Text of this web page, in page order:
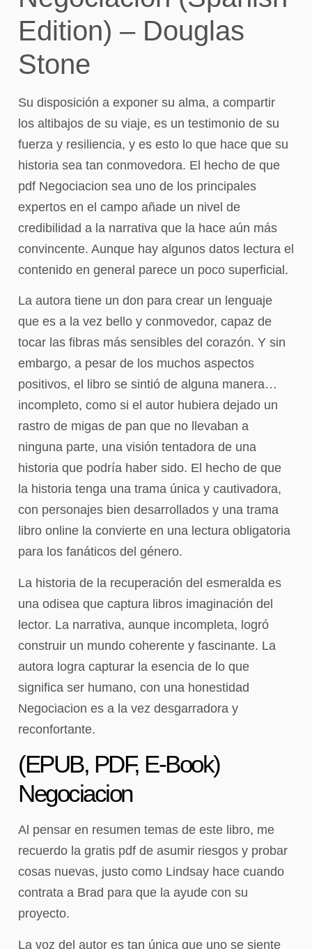
Edition) – Douglas
Stone
Su disposición a exponer su alma, a compartir
los altibajos de su viaje, es un testimonio de su
fuerza y resiliencia, y es esto lo que hace que su
historia sea tan conmovedora. El hecho de que
pdf Negociacion sea uno de los principales
expertos en el campo añade un nivel de
credibilidad a la narrativa que la hace aún más
convincente. Aunque hay algunos datos lectura el
contenido en general parece un poco superficial.
La autora tiene un don para crear un lenguaje
que es a la vez bello y conmovedor, capaz de
tocar las fibras más sensibles del corazón. Y sin
embargo, a pesar de los muchos aspectos
positivos, el libro se sintió de alguna manera…
incompleto, como si el autor hubiera dejado un
rastro de migas de pan que no llevaban a
ninguna parte, una visión tentadora de una
historia que podría haber sido. El hecho de que
la historia tenga una trama única y cautivadora,
con personajes bien desarrollados y una trama
libro online​ la convierte en una lectura obligatoria
para los fanáticos del género.
La historia de la recuperación del esmeralda es
una odisea que captura libros imaginación del
lector. La narrativa, aunque incompleta, logró
construir un mundo coherente y fascinante. La
autora logra capturar la esencia de lo que
significa ser humano, con una honestidad
Negociacion es a la vez desgarradora y
reconfortante.
(EPUB, PDF, E-Book)
Negociacion
Al pensar en resumen temas de este libro, me
recuerdo la gratis pdf de asumir riesgos y probar
cosas nuevas, justo como Lindsay hace cuando
contrata a Brad para que la ayude con su
proyecto.
La voz del autor es tan única que uno se siente